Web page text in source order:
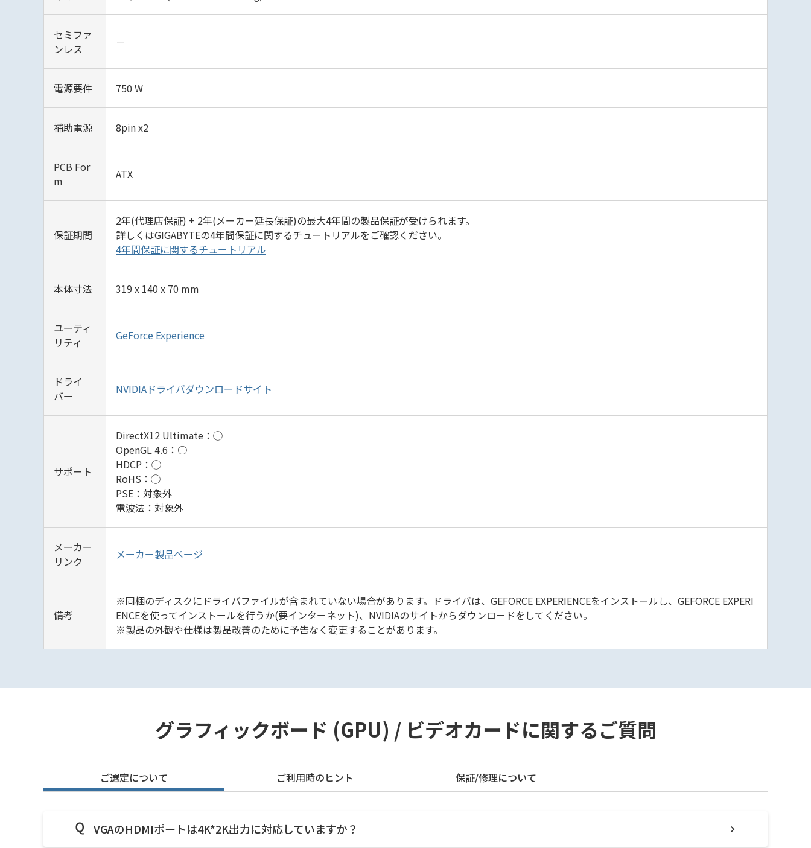
セミファ
ンレス
－
電源要件 750 W
補助電源 8pin x2
PCB For
m
ATX
保証期間
2年(代理店保証) + 2年(メーカー延長保証)の最大4年間の製品保証が受けられます。
詳しくはGIGABYTEの4年間保証に関するチュートリアルをご確認ください。
4年間保証に関するチュートリアル
本体寸法 319 x 140 x 70 mm
ユーティ
リティ
GeForce Experience
ドライ
バー
NVIDIAドライバダウンロードサイト
サポート
DirectX12 Ultimate：◯
OpenGL 4.6：○
HDCP：◯
RoHS：◯
PSE：対象外
電波法：対象外
メーカー
リンク
メーカー製品ページ
備考
※同梱のディスクにドライバファイルが含まれていない場合があります。ドライバは、GEFORCE EXPERIENCEをインストールし、GEFORCE EXPERI
ENCEを使ってインストールを行うか(要インターネット)、NVIDIAのサイトからダウンロードをしてください。
※製品の外観や仕様は製品改善のために予告なく変更することがあります。
グラフィックボード (GPU) / ビデオカードに関するご質問
ご選定について ご利用時のヒント 保証/修理について
VGAのHDMIポートは4K*2K出力に対応していますか？